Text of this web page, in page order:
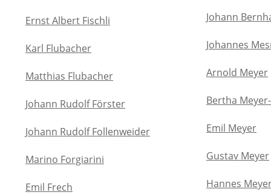
Ernst Albert Fischli
Karl Flubacher
Matthias Flubacher
Johann Rudolf Förster
Johann Rudolf Follenweider
Marino Forgiarini
Emil Frech
Johann
Johannes
Arnold Meyer
Bertha
Emil Meyer
Gustav Meyer
Hannes